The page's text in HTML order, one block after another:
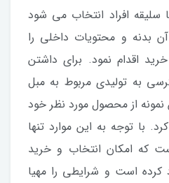
افراد انتخاب می شود
بدنه و محتویات داخلی را
اقدام نمود. برای داشتن
به تولیدی مربوط به مبل
از محصول مورد نظر خود
با توجه به این موارد تنها
که امکان انتخاب و خرید
کرده است و شرایطی را مهیا